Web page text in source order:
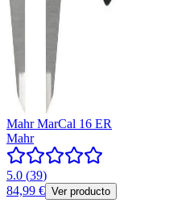
Mahr MarCal 16 ER
Mahr
5.0 (39)
84,99 € Ver producto